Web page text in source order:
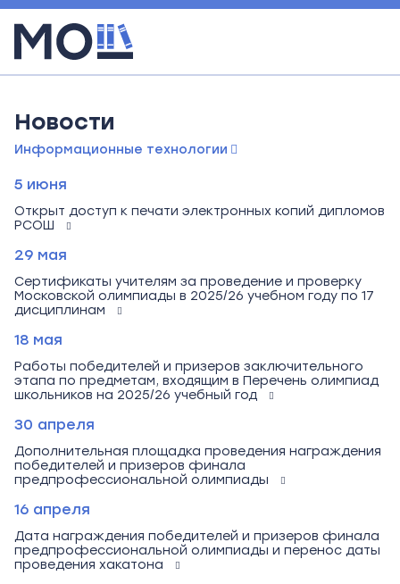
Новости
Информационные технологии
5 июня
Открыт доступ к печати электронных копий дипломов
РСОШ
29 мая
Сертификаты учителям за проведение и проверку
Московской олимпиады в 2025/26 учебном году по 17
дисциплинам
18 мая
Работы победителей и призеров заключительного
этапа по предметам, входящим в Перечень олимпиад
школьников на 2025/26 учебный год
30 апреля
Дополнительная площадка проведения награждения
победителей и призеров финала
предпрофессиональной олимпиады
16 апреля
Дата награждения победителей и призеров финала
предпрофессиональной олимпиады и перенос даты
проведения хакатона